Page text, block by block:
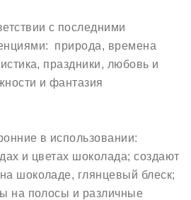
с последними
природа, времена
праздники, любовь и
и фантазия
в использовании:
и цветах шоколада; создают
шоколаде, глянцевый блеск;
на полосы и различные